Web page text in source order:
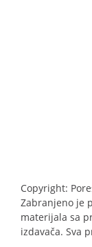
Copyright:
Zabranjeno je
materijala sa
izdavača. Sva